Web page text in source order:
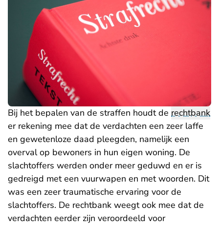
Bij het bepalen van de straffen houdt de rechtbank
er rekening mee dat de verdachten een zeer laffe
en gewetenloze daad pleegden, namelijk een
overval op bewoners in hun eigen woning. De
slachtoffers werden onder meer geduwd en er is
gedreigd met een vuurwapen en met woorden. Dit
was een zeer traumatische ervaring voor de
slachtoffers. De rechtbank weegt ook mee dat de
verdachten eerder zijn veroordeeld voor